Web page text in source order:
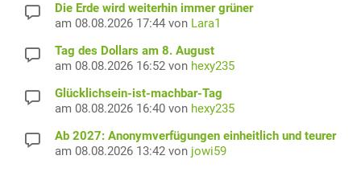
Die Erde wird weiterhin immer grüner
am 08.08.2026 17:44 von Lara1
Tag des Dollars am 8. August
am 08.08.2026 16:52 von hexy235
Glücklichsein-ist-machbar-Tag
am 08.08.2026 16:40 von hexy235
Ab 2027: Anonymverfügungen einheitlich und teurer
am 08.08.2026 13:42 von jowi59